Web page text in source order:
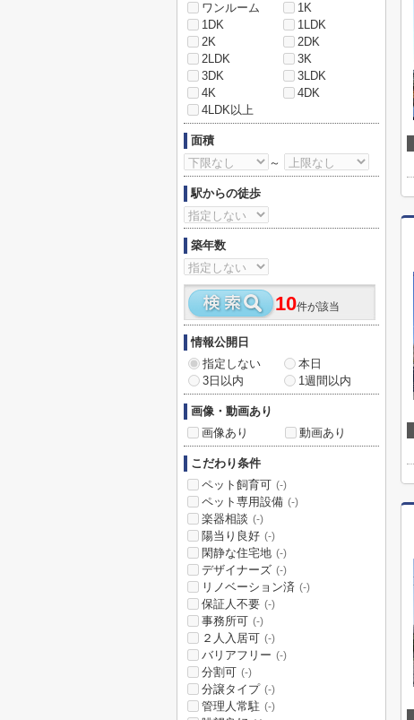
ワンルーム
1K
1DK
1LDK
2K
2DK
2LDK
3K
3DK
3LDK
4K
4DK
4LDK以上
面積
～
駅からの徒歩
築年数
10件が該当
情報公開日
指定しない
本日
3日以内
1週間以内
画像・動画あり
画像あり
動画あり
こだわり条件
ペット飼育可 (-)
ペット専用設備 (-)
楽器相談 (-)
陽当り良好 (-)
閑静な住宅地 (-)
デザイナーズ (-)
リノベーション済 (-)
保証人不要 (-)
事務所可 (-)
２人入居可 (-)
バリアフリー (-)
分割可 (-)
分譲タイプ (-)
管理人常駐 (-)